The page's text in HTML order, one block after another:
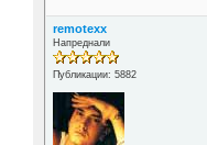
remotexx
Напреднали
Публикации: 5882